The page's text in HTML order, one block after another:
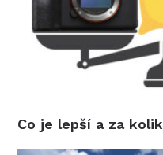
Co je lepší a za kolik